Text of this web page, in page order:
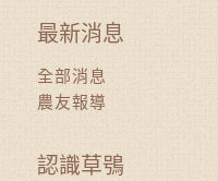
最新消息
全部消息
農友報導
認識草鴞